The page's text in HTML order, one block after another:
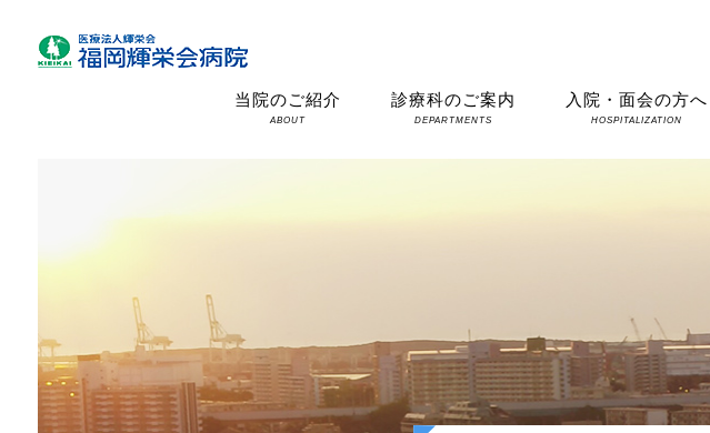
入院・面会の方へ
HOSPITALIZATION
診療科のご案内
DEPARTMENTS
当院のご紹介
ABOUT